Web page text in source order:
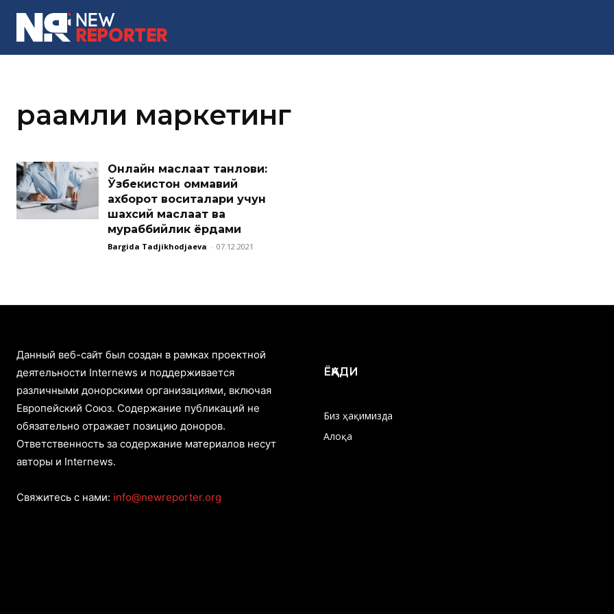
рақамли маркетинг
Онлайн маслаҳат танлови:
Ўзбекистон оммавий
ахборот воситалари учун
шахсий маслаҳат ва
мураббийлик ёрдами
Bargida Tadjikhodjaeva - 07.12.2021
Данный веб-сайт был создан в рамках проектной
деятельности Internews и поддерживается
различными донорскими организациями, включая
Европейский Союз. Содержание публикаций не
обязательно отражает позицию доноров.
Ответственность за содержание материалов несут
авторы и Internews.
Свяжитесь с нами: info@newreporter.org
ЁҚАДИ
Биз ҳақимизда
Алоқа